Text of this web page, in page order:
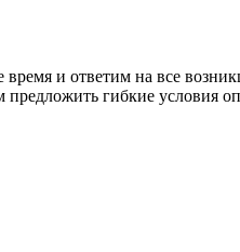
и ответим на все
гибкие условия